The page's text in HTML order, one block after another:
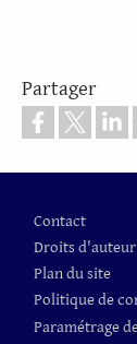
Partager
Contact
Droits d'auteur
Plan du site
Politique de
Paramétrage